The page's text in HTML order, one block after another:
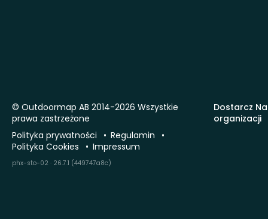
Dostarcz
organizacji
© Outdoormap AB 2014-2026 Wszystkie
prawa zastrzeżone
Polityka prywatności
Regulamin
Polityka Cookies
Impressum
phx-sto-02 · 26.7.1 (449747a8c)